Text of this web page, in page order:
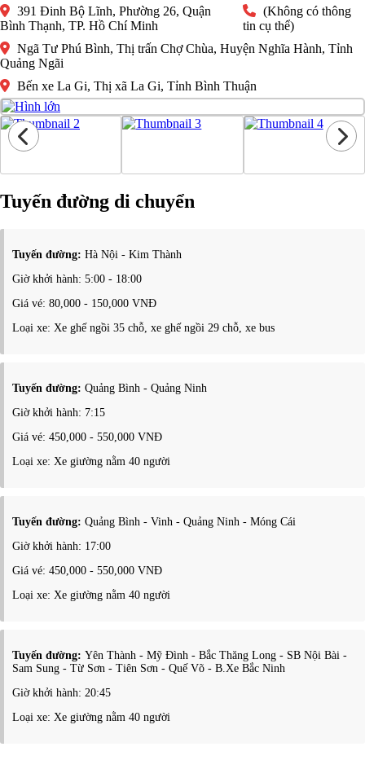
391 Đinh Bộ Lĩnh, Phường 26, Quận
Bình Thạnh, TP. Hồ Chí Minh
(Không có thông
tin cụ thể)
Ngã Tư Phú Bình, Thị trấn Chợ Chùa, Huyện Nghĩa Hành, Tỉnh
Quảng Ngãi
Bến xe La Gi, Thị xã La Gi, Tỉnh Bình Thuận
Tuyến đường di chuyển
Tuyến đường: Hà Nội - Kim Thành
Giờ khởi hành: 5:00 - 18:00
Giá vé: 80,000 - 150,000 VNĐ
Loại xe: Xe ghế ngồi 35 chỗ, xe ghế ngồi 29 chỗ, xe bus
Tuyến đường: Quảng Bình - Quảng Ninh
Giờ khởi hành: 7:15
Giá vé: 450,000 - 550,000 VNĐ
Loại xe: Xe giường nằm 40 người
Tuyến đường: Quảng Bình - Vinh - Quảng Ninh - Móng Cái
Giờ khởi hành: 17:00
Giá vé: 450,000 - 550,000 VNĐ
Loại xe: Xe giường nằm 40 người
Tuyến đường: Yên Thành - Mỹ Đình - Bắc Thăng Long - SB Nội Bài -
Sam Sung - Từ Sơn - Tiên Sơn - Quế Võ - B.Xe Bắc Ninh
Giờ khởi hành: 20:45
Loại xe: Xe giường nằm 40 người